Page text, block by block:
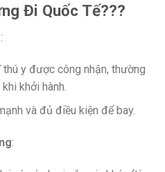
Đi Quốc Tế???
:
y được công nhận, thường
khởi hành.
và đủ điều kiện để bay.
: